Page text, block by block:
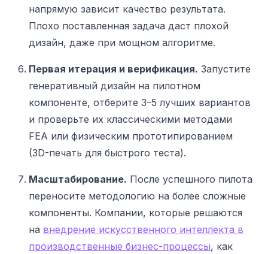
напрямую зависит качество результата.
Плохо поставленная задача даст плохой
дизайн, даже при мощном алгоритме.
Первая итерация и верификация. Запустите
генеративный дизайн на пилотном
компоненте, отберите 3–5 лучших вариантов
и проверьте их классическими методами
FEA или физическим прототипированием
(3D-печать для быстрого теста).
Масштабирование. После успешного пилота
переносите методологию на более сложные
компоненты. Компании, которые решаются
на внедрение искусственного интеллекта в
производственные бизнес-процессы, как